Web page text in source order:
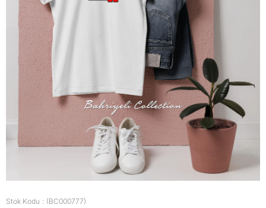
Stok Kodu (BC000777)